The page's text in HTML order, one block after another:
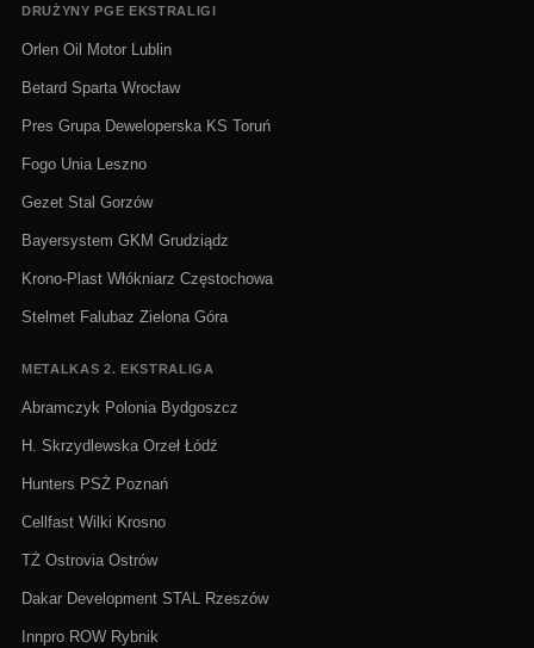
DRUŻYNY PGE EKSTRALIGI
Orlen Oil Motor Lublin
Betard Sparta Wrocław
Pres Grupa Deweloperska KS Toruń
Fogo Unia Leszno
Gezet Stal Gorzów
Bayersystem GKM Grudziądz
Krono-Plast Włókniarz Częstochowa
Stelmet Falubaz Zielona Góra
METALKAS 2. EKSTRALIGA
Abramczyk Polonia Bydgoszcz
H. Skrzydlewska Orzeł Łódź
Hunters PSŻ Poznań
Cellfast Wilki Krosno
TŻ Ostrovia Ostrów
Dakar Development STAL Rzeszów
Innpro ROW Rybnik